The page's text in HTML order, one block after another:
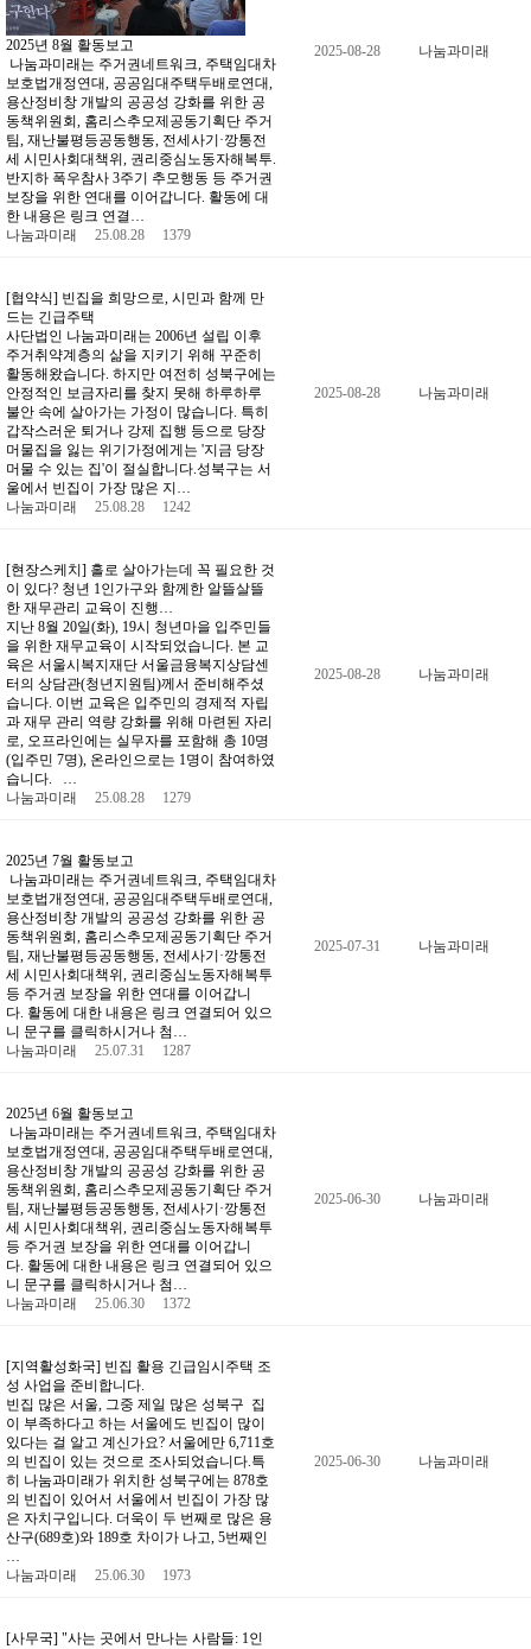
2025년 8월 활동보고
나눔과미래는 주거권네트워크, 주택임대차
보호법개정연대, 공공임대주택두배로연대,
용산정비창 개발의 공공성 강화를 위한 공
동책위원회, 홈리스추모제공동기획단 주거
팀, 재난불평등공동행동, 전세사기·깡통전
세 시민사회대책위, 권리중심노동자해복투.
반지하 폭우참사 3주기 추모행동 등 주거권
보장을 위한 연대를 이어갑니다. 활동에 대
한 내용은 링크 연결…
나눔과미래
25.08.28 1379
2025-08-28 나눔과미래
[협약식] 빈집을 희망으로, 시민과 함께 만
드는 긴급주택
사단법인 나눔과미래는 2006년 설립 이후
주거취약계층의 삶을 지키기 위해 꾸준히
활동해왔습니다. 하지만 여전히 성북구에는
안정적인 보금자리를 찾지 못해 하루하루
불안 속에 살아가는 가정이 많습니다. 특히
갑작스러운 퇴거나 강제 집행 등으로 당장
머물집을 잃는 위기가정에게는 '지금 당장
머물 수 있는 집'이 절실합니다.성북구는 서
울에서 빈집이 가장 많은 지…
나눔과미래
25.08.28 1242
2025-08-28 나눔과미래
[현장스케치] 홀로 살아가는데 꼭 필요한 것
이 있다? 청년 1인가구와 함께한 알뜰살뜰
한 재무관리 교육이 진행…
지난 8월 20일(화), 19시 청년마을 입주민들
을 위한 재무교육이 시작되었습니다. 본 교
육은 서울시복지재단 서울금융복지상담센
터의 상담관(청년지원팀)께서 준비해주셨
습니다. 이번 교육은 입주민의 경제적 자립
과 재무 관리 역량 강화를 위해 마련된 자리
로, 오프라인에는 실무자를 포함해 총 10명
(입주민 7명), 온라인으로는 1명이 참여하였
습니다. …
나눔과미래
25.08.28 1279
2025-08-28 나눔과미래
2025년 7월 활동보고
나눔과미래는 주거권네트워크, 주택임대차
보호법개정연대, 공공임대주택두배로연대,
용산정비창 개발의 공공성 강화를 위한 공
동책위원회, 홈리스추모제공동기획단 주거
팀, 재난불평등공동행동, 전세사기·깡통전
세 시민사회대책위, 권리중심노동자해복투
등 주거권 보장을 위한 연대를 이어갑니
다. 활동에 대한 내용은 링크 연결되어 있으
니 문구를 클릭하시거나 첨…
나눔과미래
25.07.31 1287
2025-07-31 나눔과미래
2025년 6월 활동보고
나눔과미래는 주거권네트워크, 주택임대차
보호법개정연대, 공공임대주택두배로연대,
용산정비창 개발의 공공성 강화를 위한 공
동책위원회, 홈리스추모제공동기획단 주거
팀, 재난불평등공동행동, 전세사기·깡통전
세 시민사회대책위, 권리중심노동자해복투
등 주거권 보장을 위한 연대를 이어갑니
다. 활동에 대한 내용은 링크 연결되어 있으
니 문구를 클릭하시거나 첨…
나눔과미래
25.06.30 1372
2025-06-30 나눔과미래
[지역활성화국] 빈집 활용 긴급임시주택 조
성 사업을 준비합니다.
빈집 많은 서울, 그중 제일 많은 성북구 집
이 부족하다고 하는 서울에도 빈집이 많이
있다는 걸 알고 계신가요? 서울에만 6,711호
의 빈집이 있는 것으로 조사되었습니다.특
히 나눔과미래가 위치한 성북구에는 878호
의 빈집이 있어서 서울에서 빈집이 가장 많
은 자치구입니다. 더욱이 두 번째로 많은 용
산구(689호)와 189호 차이가 나고, 5번째인
…
나눔과미래
25.06.30 1973
2025-06-30 나눔과미래
[사무국] "사는 곳에서 만나는 사람들: 1인